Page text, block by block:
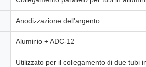
Anodizzazione dell'argento
Aluminio + ADC-12
Utilizzato per il collegamento di due tubi